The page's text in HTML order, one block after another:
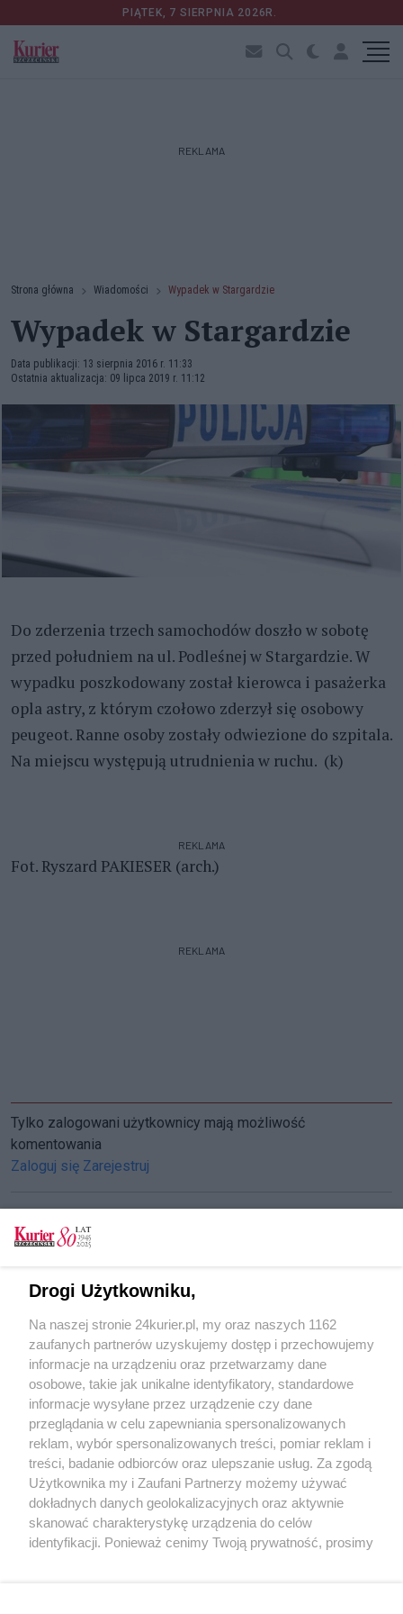
PIĄTEK, 7 SIERPNIA 2026R.
REKLAMA
Strona główna Wiadomości Wypadek w Stargardzie
Wypadek w Stargardzie
Data publikacji: 13 sierpnia 2016 r. 11:33
Ostatnia aktualizacja: 09 lipca 2019 r. 11:12
Do zderzenia trzech samochodów doszło w sobotę
przed południem na ul. Podleśnej w Stargardzie. W
wypadku poszkodowany został kierowca i pasażerka
opla astry, z którym czołowo zderzył się osobowy
peugeot. Ranne osoby zostały odwiezione do szpitala.
Na miejscu występują utrudnienia w ruchu. (k)
REKLAMA
Fot. Ryszard PAKIESER (arch.)
REKLAMA
Tylko zalogowani użytkownicy mają możliwość
komentowania
Zaloguj się Zarejestruj
Kobieta z zarzutem usiłowania zabójstwa
Wypadek na Bohaterów Warszawy
Ten sam policjant strzelał sześć lat temu...
POGODA
13℃
Zobacz prognozę na 3 dni
Drogi Użytkowniku,
Na naszej stronie 24kurier.pl, my oraz naszych 1162
zaufanych partnerów uzyskujemy dostęp i przechowujemy
informacje na urządzeniu oraz przetwarzamy dane
osobowe, takie jak unikalne identyfikatory, standardowe
informacje wysyłane przez urządzenie czy dane
przeglądania w celu zapewniania spersonalizowanych
reklam, wybór spersonalizowanych treści, pomiar reklam i
treści, badanie odbiorców oraz ulepszanie usług. Za zgodą
Użytkownika my i Zaufani Partnerzy możemy używać
dokładnych danych geolokalizacyjnych oraz aktywnie
skanować charakterystykę urządzenia do celów
identyfikacji. Ponieważ cenimy Twoją prywatność, prosimy